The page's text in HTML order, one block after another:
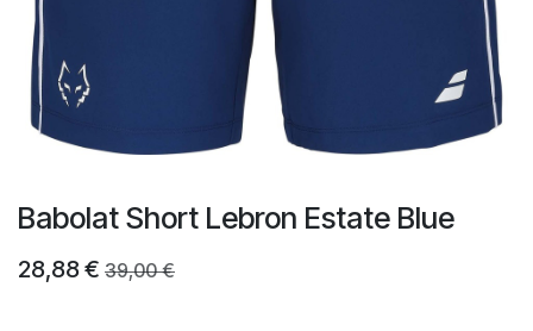
Babolat Short Lebron Estate Blue
28,88€ 39,00€